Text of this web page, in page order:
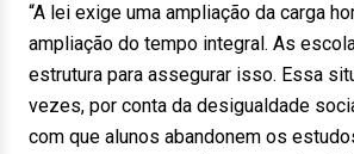
“A lei exige uma ampliação da carga
ampliação do tempo integral. As
estrutura para assegurar isso. Essa
vezes, por conta da desigualdade
com que alunos abandonem os